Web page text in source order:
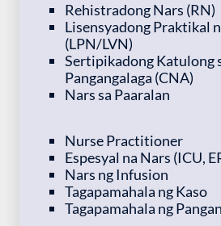
Rehistradong Nars (RN)
Lisensyadong Praktikal
(LPN/LVN)
Sertipikadong Katulong
Pangangalaga (CNA)
Nars sa Paaralan
Nurse Practitioner
Espesyal na Nars (ICU,
Nars ng Infusion
Tagapamahala ng Kaso
Tagapamahala ng